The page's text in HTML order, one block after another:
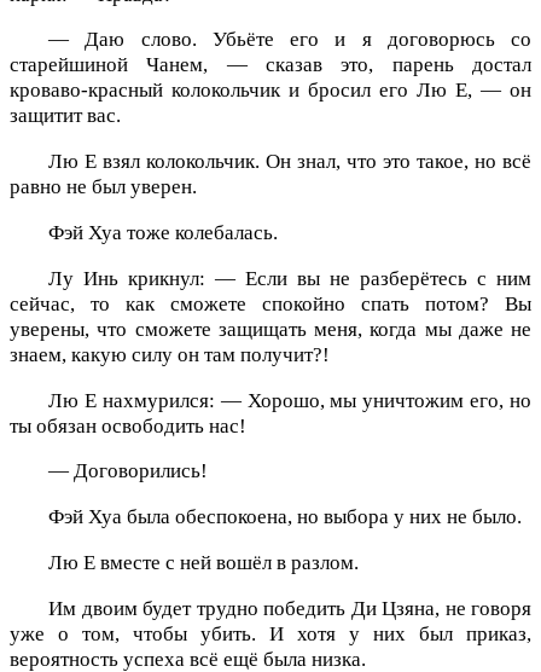
— Даю слово. Убьёте его и я договорюсь со
старейшиной Чанем, — сказав это, парень достал
кроваво-красный колокольчик и бросил его Лю Е, — он
защитит вас.
Лю Е взял колокольчик. Он знал, что это такое, но всё
равно не был уверен.
Фэй Хуа тоже колебалась.
Лу Инь крикнул: — Если вы не разберётесь с ним
сейчас, то как сможете спокойно спать потом? Вы
уверены, что сможете защищать меня, когда мы даже не
знаем, какую силу он там получит?!
Лю Е нахмурился: — Хорошо, мы уничтожим его, но
ты обязан освободить нас!
— Договорились!
Фэй Хуа была обеспокоена, но выбора у них не было.
Лю Е вместе с ней вошёл в разлом.
Им двоим будет трудно победить Ди Цзяна, не говоря
уже о том, чтобы убить. И хотя у них был приказ,
вероятность успеха всё ещё была низка.